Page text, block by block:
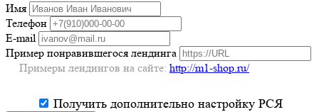
Имя
Телефон
E-mail
Пример понравившегося лендинга
Примеры лендингов на сайте: http://m1-shop.ru/
Получить дополнительно настройку РСЯ